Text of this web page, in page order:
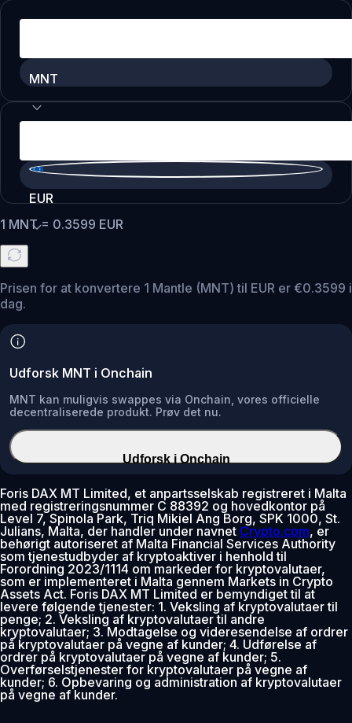
MNT
EUR
1 MNT= 0.3599 EUR
Prisen for at konvertere 1 Mantle (MNT) til EUR er €0.3599 i
dag.
Udforsk MNT i Onchain
MNT kan muligvis swappes via Onchain, vores officielle
decentraliserede produkt. Prøv det nu.
Udforsk i Onchain
Foris DAX MT Limited, et anpartsselskab registreret i Malta
med registreringsnummer C 88392 og hovedkontor på
Level 7, Spinola Park, Triq Mikiel Ang Borg, SPK 1000, St.
Julians, Malta, der handler under navnet Crypto.com, er
behørigt autoriseret af Malta Financial Services Authority
som tjenestudbyder af kryptoaktiver i henhold til
Forordning 2023/1114 om markeder for kryptovalutaer,
som er implementeret i Malta gennem Markets in Crypto
Assets Act. Foris DAX MT Limited er bemyndiget til at
levere følgende tjenester: 1. Veksling af kryptovalutaer til
penge; 2. Veksling af kryptovalutaer til andre
kryptovalutaer; 3. Modtagelse og videresendelse af ordrer
på kryptovalutaer på vegne af kunder; 4. Udførelse af
ordrer på kryptovalutaer på vegne af kunder; 5.
Overførselstjenester for kryptovalutaer på vegne af
kunder; 6. Opbevaring og administration af kryptovalutaer
på vegne af kunder.